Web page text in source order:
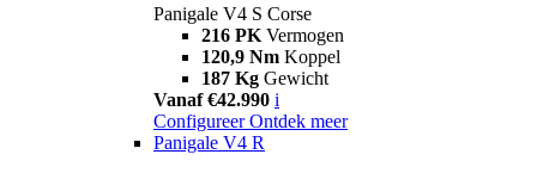
Panigale V4 S Corse
216 PK Vermogen
120,9 Nm Koppel
187 Kg Gewicht
Vanaf €42.990 i
Configureer Ontdek meer
Panigale V4 R